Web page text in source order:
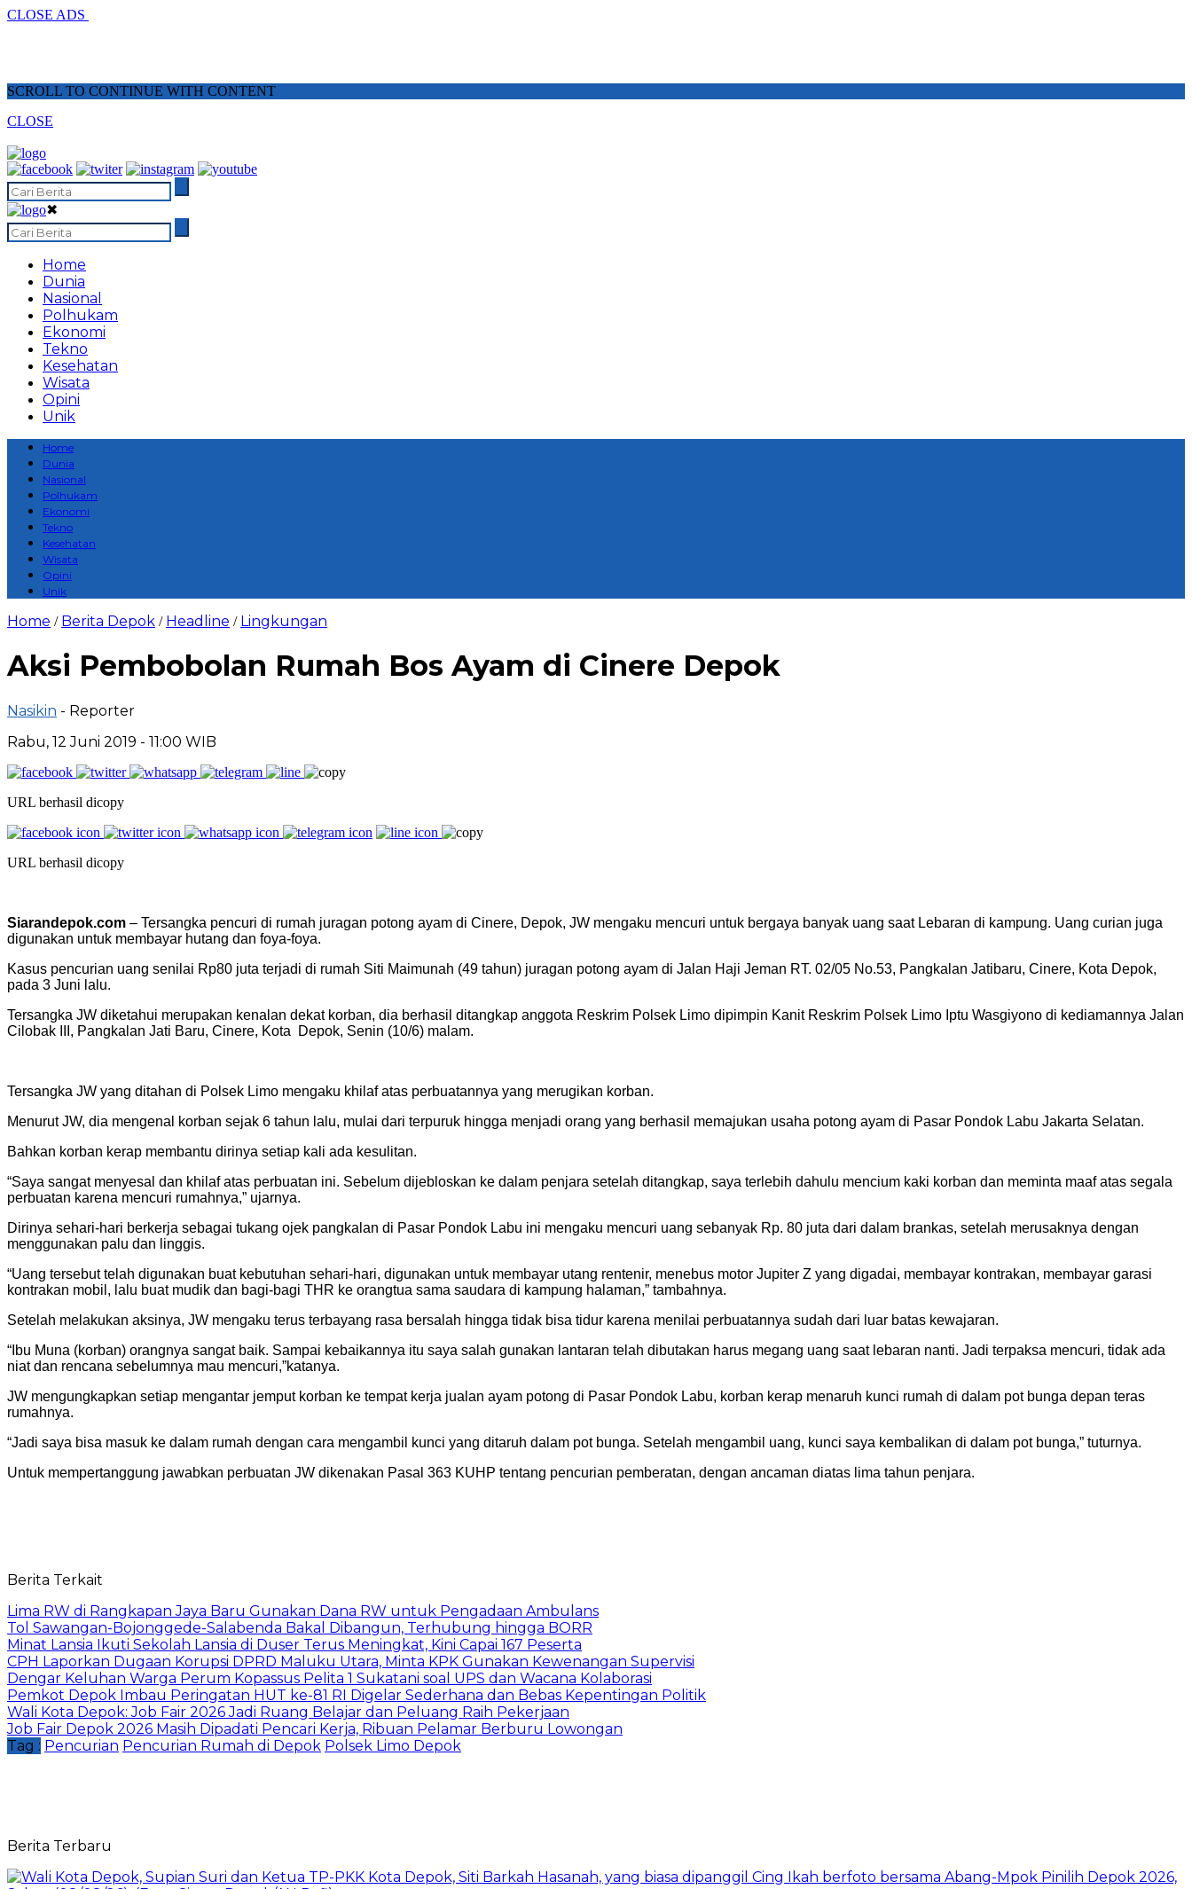
CLOSE ADS
SCROLL TO CONTINUE WITH CONTENT
CLOSE
✖
Home
Dunia
Nasional
Polhukam
Ekonomi
Tekno
Kesehatan
Wisata
Opini
Unik
Home
Dunia
Nasional
Polhukam
Ekonomi
Tekno
Kesehatan
Wisata
Opini
Unik
Home / Berita Depok / Headline / Lingkungan
Aksi Pembobolan Rumah Bos Ayam di Cinere Depok
Nasikin - Reporter
Rabu, 12 Juni 2019 - 11:00 WIB
URL berhasil dicopy
URL berhasil dicopy
Siarandepok.com – Tersangka pencuri di rumah juragan potong ayam di Cinere, Depok, JW mengaku mencuri untuk bergaya banyak uang saat Lebaran di kampung. Uang curian juga
digunakan untuk membayar hutang dan foya-foya.
Kasus pencurian uang senilai Rp80 juta terjadi di rumah Siti Maimunah (49 tahun) juragan potong ayam di Jalan Haji Jeman RT. 02/05 No.53, Pangkalan Jatibaru, Cinere, Kota Depok,
pada 3 Juni lalu.
Tersangka JW diketahui merupakan kenalan dekat korban, dia berhasil ditangkap anggota Reskrim Polsek Limo dipimpin Kanit Reskrim Polsek Limo Iptu Wasgiyono di kediamannya Jalan
Cilobak III, Pangkalan Jati Baru, Cinere, Kota Depok, Senin (10/6) malam.
Tersangka JW yang ditahan di Polsek Limo mengaku khilaf atas perbuatannya yang merugikan korban.
Menurut JW, dia mengenal korban sejak 6 tahun lalu, mulai dari terpuruk hingga menjadi orang yang berhasil memajukan usaha potong ayam di Pasar Pondok Labu Jakarta Selatan.
Bahkan korban kerap membantu dirinya setiap kali ada kesulitan.
“Saya sangat menyesal dan khilaf atas perbuatan ini. Sebelum dijebloskan ke dalam penjara setelah ditangkap, saya terlebih dahulu mencium kaki korban dan meminta maaf atas segala
perbuatan karena mencuri rumahnya,” ujarnya.
Dirinya sehari-hari berkerja sebagai tukang ojek pangkalan di Pasar Pondok Labu ini mengaku mencuri uang sebanyak Rp. 80 juta dari dalam brankas, setelah merusaknya dengan
menggunakan palu dan linggis.
“Uang tersebut telah digunakan buat kebutuhan sehari-hari, digunakan untuk membayar utang rentenir, menebus motor Jupiter Z yang digadai, membayar kontrakan, membayar garasi
kontrakan mobil, lalu buat mudik dan bagi-bagi THR ke orangtua sama saudara di kampung halaman,” tambahnya.
Setelah melakukan aksinya, JW mengaku terus terbayang rasa bersalah hingga tidak bisa tidur karena menilai perbuatannya sudah dari luar batas kewajaran.
“Ibu Muna (korban) orangnya sangat baik. Sampai kebaikannya itu saya salah gunakan lantaran telah dibutakan harus megang uang saat lebaran nanti. Jadi terpaksa mencuri, tidak ada
niat dan rencana sebelumnya mau mencuri,”katanya.
JW mengungkapkan setiap mengantar jemput korban ke tempat kerja jualan ayam potong di Pasar Pondok Labu, korban kerap menaruh kunci rumah di dalam pot bunga depan teras
rumahnya.
“Jadi saya bisa masuk ke dalam rumah dengan cara mengambil kunci yang ditaruh dalam pot bunga. Setelah mengambil uang, kunci saya kembalikan di dalam pot bunga,” tuturnya.
Untuk mempertanggung jawabkan perbuatan JW dikenakan Pasal 363 KUHP tentang pencurian pemberatan, dengan ancaman diatas lima tahun penjara.
Berita Terkait
Lima RW di Rangkapan Jaya Baru Gunakan Dana RW untuk Pengadaan Ambulans
Tol Sawangan-Bojonggede-Salabenda Bakal Dibangun, Terhubung hingga BORR
Minat Lansia Ikuti Sekolah Lansia di Duser Terus Meningkat, Kini Capai 167 Peserta
CPH Laporkan Dugaan Korupsi DPRD Maluku Utara, Minta KPK Gunakan Kewenangan Supervisi
Dengar Keluhan Warga Perum Kopassus Pelita 1 Sukatani soal UPS dan Wacana Kolaborasi
Pemkot Depok Imbau Peringatan HUT ke-81 RI Digelar Sederhana dan Bebas Kepentingan Politik
Wali Kota Depok: Job Fair 2026 Jadi Ruang Belajar dan Peluang Raih Pekerjaan
Job Fair Depok 2026 Masih Dipadati Pencari Kerja, Ribuan Pelamar Berburu Lowongan
Tag : Pencurian Pencurian Rumah di Depok Polsek Limo Depok
Berita Terbaru